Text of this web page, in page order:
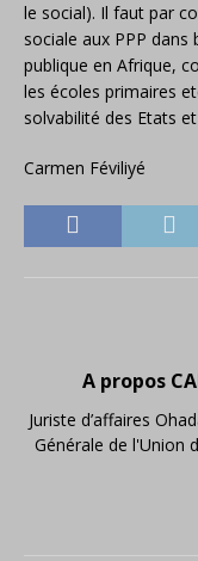
le social). Il faut par
sociale aux PPP
publique en Afrique,
les écoles primaires
solvabilité des Etats
Carmen Féviliyé
A propos
Juriste d’affaires
Générale de l'Union